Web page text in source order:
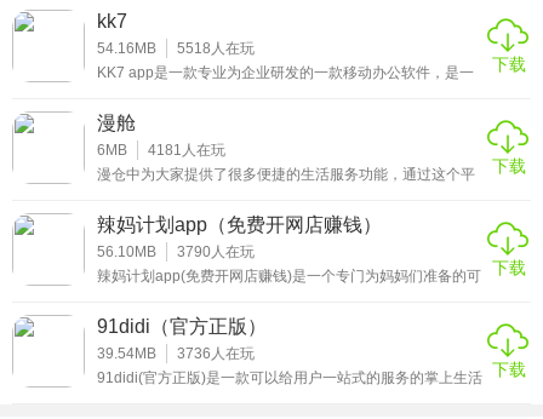
1、同步更新的专属题库
摩托车驾考1拥有与全国各地区考试大纲同步更新的专属题
具针对性。
2、多维度理论学习模式
应用提供图文讲解、视频教学、口诀速记等多维度理论学习
模式，满足不同用户的学习习惯，帮助用户轻松理解复杂知
识点。
3、全真模拟考试系统
内置高度还原真实考场的全真模拟考试系统，从题型、时间
软件来记录各种生活琐事和职业流程。并且它的功能非常的
丰富且其强大，非常注重用户的隐私保护，小伙伴们不用担
心自己的私人信息被泄露的问题哟!喜欢的朋友欢迎来下载哟!
kk7
54.16MB 5518 人在玩
KK7 app是一款专业为企业研发的一款移动办公软件，是一
录，方便企业内部员工的沟通，提高办事效率，为企业节省
人力成本和时间效率，还提供了工作台，企业公众号等许多
的功能服务，企业也可以在此软件组织专属于的组织架构，
方便员工快速查找，让沟通更便捷，是一款帮助企业用户更
下载
漫舱
6MB 4181 人在玩
漫仓中为大家提供了很多便捷的生活服务功能，通过这个平
样可以免费获取到曝光，其他的用户看到了之后，如果觉得
有用的东西就会进行购买，让大家可以很好的去运用好自己
的闲置，不会造成浪费的情况。而且在里面购买也非常的便
宜，又可以实现正常的使用。
下载
辣妈计划app（免费开网店赚钱）
56.10MB 3790人在玩
辣妈计划app(免费开网店赚钱)是一个专门为妈妈们准备的可
妈们还可以在这里自由的交流，把你的烦恼和育儿心得统统
都说出来。感兴趣的小伙伴来辣妈计划免费开店app官方正
版下载!
下载
91didi（官方正版）
39.54MB 3736 人在玩
91didi(官方正版)是一款可以给用户一站式的服务的掌上生活 下载